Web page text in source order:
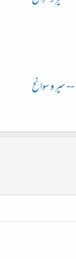
سیر و سوانح